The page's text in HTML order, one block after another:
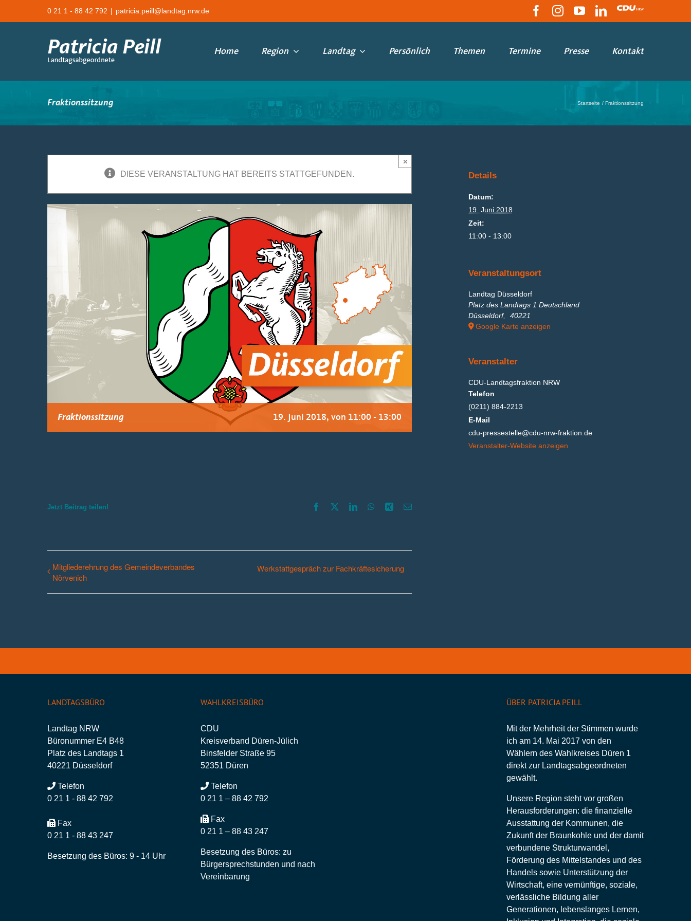
0 21 1 - 88 42 792 | patricia.peill@landtag.nrw.de Facebook
Instagram
YouTubeLinkedIn
CDU
Home Region Landtag Persönlich Themen Termine Presse Kontakt
Fraktionssitzung Startseite Fraktionssitzung
DIESE VERANSTALTUNG HAT BEREITS STATTGEFUNDEN.
×
Fraktionssitzung 19. Juni 2018, von 11:00 - 13:00
Jetzt Beitrag teilen! Facebook
X LinkedInWhatsApp
Xing E-
Mitgliederehrung des Gemeindeverbandes
Nörvenich
Werkstattgespräch zur Fachkräftesicherung
Details
Datum:
19. Juni 2018
Zeit:
11:00 - 13:00
Veranstaltungsort
Landtag Düsseldorf
Platz des Landtags 1 Deutschland
Düsseldorf,
40221
Google Karte anzeigen
Veranstalter
CDU-Landtagsfraktion NRW
Telefon
(0211) 884-2213
E-Mail
cdu-pressestelle@cdu-nrw-fraktion.de
Veranstalter-Website anzeigen
LANDTAGSBÜRO
Landtag NRW
Büronummer E4 B48
Platz des Landtags 1
40221 Düsseldorf
Telefon
0 21 1 - 88 42 792
Fax
0 21 1 - 88 43 247
Besetzung des Büros: 9 - 14 Uhr
WAHLKREISBÜRO
CDU
Kreisverband Düren-Jülich
Binsfelder Straße 95
52351 Düren
Telefon
0 21 1 – 88 42 792
Fax
0 21 1 – 88 43 247
Besetzung des Büros: zu
Bürgersprechstunden und nach
Vereinbarung
ÜBER PATRICIA PEILL
Mit der Mehrheit der Stimmen wurde
ich am 14. Mai 2017 von den
Wählern des Wahlkreises Düren 1
direkt zur Landtagsabgeordneten
gewählt.
Unsere Region steht vor großen
Herausforderungen: die finanzielle
Ausstattung der Kommunen, die
Zukunft der Braunkohle und der damit
verbundene Strukturwandel,
Förderung des Mittelstandes und des
Handels sowie Unterstützung der
Wirtschaft, eine vernünftige, soziale,
verlässliche Bildung aller
Generationen, lebenslanges Lernen,